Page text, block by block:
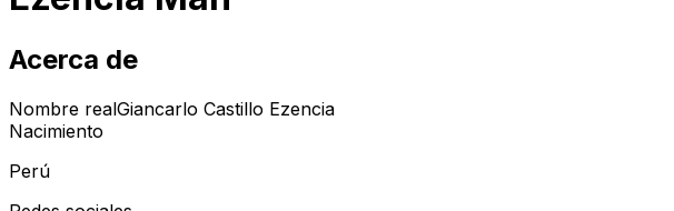
Acerca de
Nombre realGiancarlo Castillo Ezencia
Nacimiento
Perú